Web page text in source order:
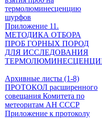
термолюминесценцию
шурфов
Приложение 11.
МЕТОДИКА ОТБОРА
ПРОБ ГОРНЫХ ПОРОД
ДЛЯ ИССЛЕДОВАНИЯ
Архивные листы (1-8)
ПРОТОКОЛ расширенного
совещания Комитета по
метеоритам АН СССР
Приложение к протоколу